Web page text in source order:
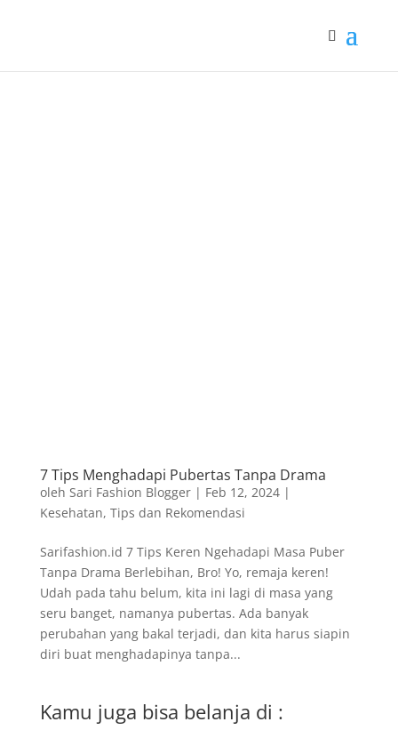
7 Tips Menghadapi Pubertas Tanpa Drama
oleh Sari Fashion Blogger| Feb 12, 2024|
Kesehatan, Tips dan Rekomendasi
Sarifashion.id 7 Tips Keren Ngehadapi Masa Puber
Tanpa Drama Berlebihan, Bro! Yo, remaja keren!
Udah pada tahu belum, kita ini lagi di masa yang
seru banget, namanya pubertas. Ada banyak
perubahan yang bakal terjadi, dan kita harus siapin
diri buat menghadapinya tanpa...
Kamu juga bisa belanja di :